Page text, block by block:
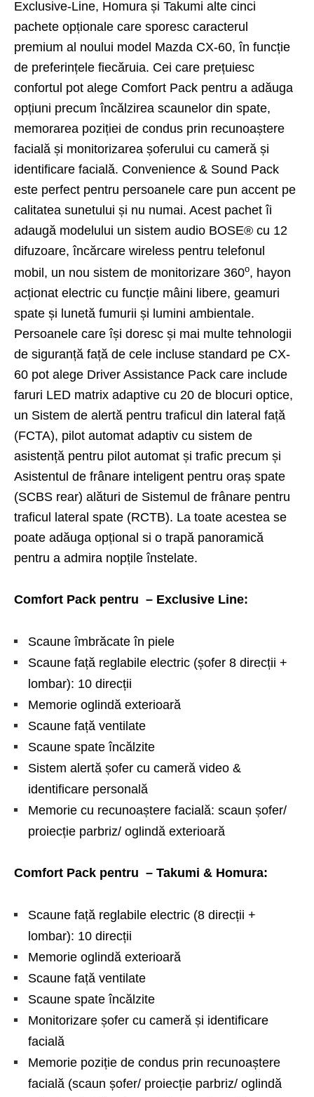
Exclusive-Line, Homura și Takumi alte cinci
pachete opționale care sporesc caracterul
premium al noului model Mazda CX-60, în funcție
de preferințele fiecăruia. Cei care prețuiesc
confortul pot alege Comfort Pack pentru a adăuga
opțiuni precum încălzirea scaunelor din spate,
memorarea poziției de condus prin recunoaștere
facială și monitorizarea șoferului cu cameră și
identificare facială. Convenience & Sound Pack
este perfect pentru persoanele care pun accent pe
calitatea sunetului și nu numai. Acest pachet îi
adaugă modelului un sistem audio BOSE® cu 12
difuzoare, încărcare wireless pentru telefonul
mobil, un nou sistem de monitorizare 360o, hayon
acționat electric cu funcție mâini libere, geamuri
spate și lunetă fumurii și lumini ambientale.
Persoanele care își doresc și mai multe tehnologii
de siguranță față de cele incluse standard pe CX-
60 pot alege Driver Assistance Pack care include
faruri LED matrix adaptive cu 20 de blocuri optice,
un Sistem de alertă pentru traficul din lateral față
(FCTA), pilot automat adaptiv cu sistem de
asistență pentru pilot automat și trafic precum și
Asistentul de frânare inteligent pentru oraș spate
(SCBS rear) alături de Sistemul de frânare pentru
traficul lateral spate (RCTB). La toate acestea se
poate adăuga opțional si o trapă panoramică
pentru a admira nopțile înstelate.
Comfort Pack pentru – Exclusive Line:
Scaune îmbrăcate în piele
Scaune față reglabile electric (șofer 8 direcții +
lombar): 10 direcții
Memorie oglindă exterioară
Scaune față ventilate
Scaune spate încălzite
Sistem alertă șofer cu cameră video &
identificare personală
Memorie cu recunoaștere facială: scaun șofer/
proiecție parbriz/ oglindă exterioară
Comfort Pack pentru – Takumi & Homura:
Scaune față reglabile electric (8 direcții +
lombar): 10 direcții
Memorie oglindă exterioară
Scaune față ventilate
Scaune spate încălzite
Monitorizare șofer cu cameră și identificare
facială
Memorie poziție de condus prin recunoaștere
facială (scaun șofer/ proiecție parbriz/ oglindă